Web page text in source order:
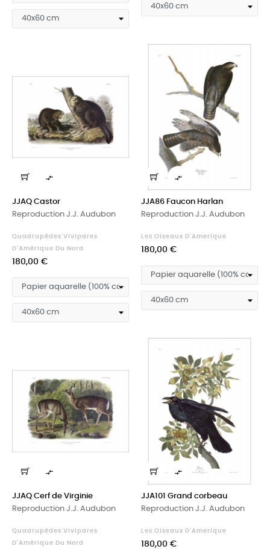

JJAQ Castor
Reproduction J.J. Audubon
Quadrupèdes Vivipares
D'Amérique Du Nord
Prix
180,00 €

JJA86 Faucon Harlan
Reproduction J.J. Audubon
Les Oiseaux D'Amerique
Prix
180,00 €

JJAQ Cerf de Virginie
Reproduction J.J. Audubon
Quadrupèdes Vivipares
D'Amérique Du Nord

JJA101 Grand corbeau
Reproduction J.J. Audubon
Les Oiseaux D'Amerique
Prix
180,00 €